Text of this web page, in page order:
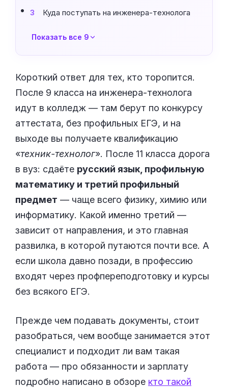
3 Куда поступать на инженера-технолога
Показать все 9
Короткий ответ для тех, кто торопится.
После 9 класса на инженера-технолога
идут в колледж — там берут по конкурсу
аттестата, без профильных ЕГЭ, и на
выходе вы получаете квалификацию
«техник-технолог». После 11 класса дорога
в вуз: сдаёте русский язык, профильную
математику и третий профильный
предмет — чаще всего физику, химию или
информатику. Какой именно третий —
зависит от направления, и это главная
развилка, в которой путаются почти все. А
если школа давно позади, в профессию
входят через профпереподготовку и курсы
без всякого ЕГЭ.
Прежде чем подавать документы, стоит
разобраться, чем вообще занимается этот
специалист и подходит ли вам такая
работа — про обязанности и зарплату
подробно написано в обзоре кто такой